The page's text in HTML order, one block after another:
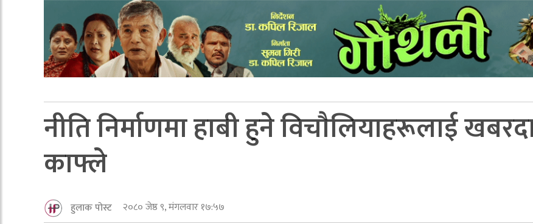
नीति निर्माणमा हाबी हुने विचाैलियाहरूलाई
काफ्ले
हुलाक पोस्ट २०८० जेष्ठ ९, मंगलवार १७:५७